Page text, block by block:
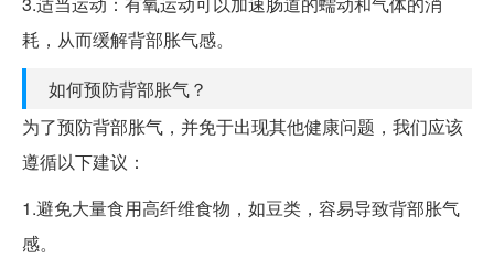
耗，从而缓解背部胀气感。
如何预防背部胀气？
为了预防背部胀气，并免于出现其他健康问题，我们应该
遵循以下建议：
1.避免大量食用高纤维食物，如豆类，容易导致背部胀气
感。